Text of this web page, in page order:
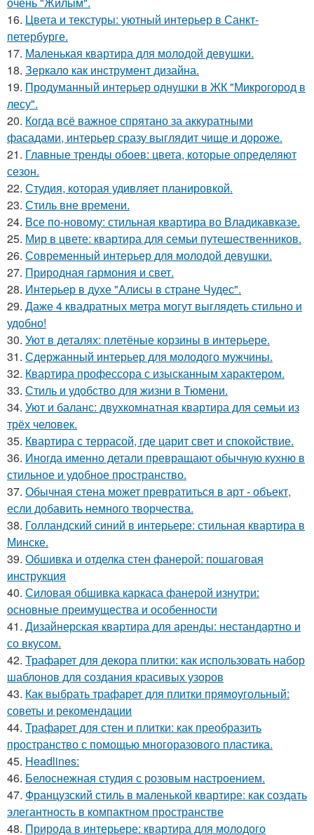
16. Цвета и текстуры: уютный интерьер в Санкт-
петербурге.
17. Маленькая квартира для молодой девушки.
18. Зеркало как инструмент дизайна.
19. Продуманный интерьер однушки в ЖК "Микрогород в
лесу".
20. Когда всё важное спрятано за аккуратными
фасадами, интерьер сразу выглядит чище и дороже.
21. Главные тренды обоев: цвета, которые определяют
сезон.
22. Студия, которая удивляет планировкой.
23. Стиль вне времени.
24. Все по-новому: стильная квартира во Владикавказе.
25. Мир в цвете: квартира для семьи путешественников.
26. Современный интерьер для молодой девушки.
27. Природная гармония и свет.
28. Интерьер в духе "Алисы в стране Чудес".
29. Даже 4 квадратных метра могут выглядеть стильно и
удобно!
30. Уют в деталях: плетёные корзины в интерьере.
31. Сдержанный интерьер для молодого мужчины.
32. Квартира профессора с изысканным характером.
33. Стиль и удобство для жизни в Тюмени.
34. Уют и баланс: двухкомнатная квартира для семьи из
трёх человек.
35. Квартира с террасой, где царит свет и спокойствие.
36. Иногда именно детали превращают обычную кухню в
стильное и удобное пространство.
37. Обычная стена может превратиться в арт - объект,
если добавить немного творчества.
38. Голландский синий в интерьере: стильная квартира в
Минске.
39. Обшивка и отделка стен фанерой: пошаговая
инструкция
40. Силовая обшивка каркаса фанерой изнутри:
основные преимущества и особенности
41. Дизайнерская квартира для аренды: нестандартно и
со вкусом.
42. Трафарет для декора плитки: как использовать набор
шаблонов для создания красивых узоров
43. Как выбрать трафарет для плитки прямоугольный:
советы и рекомендации
44. Трафарет для стен и плитки: как преобразить
пространство с помощью многоразового пластика.
45. Headlines:
46. Белоснежная студия с розовым настроением.
47. Французский стиль в маленькой квартире: как создать
элегантность в компактном пространстве
48. Природа в интерьере: квартира для молодого